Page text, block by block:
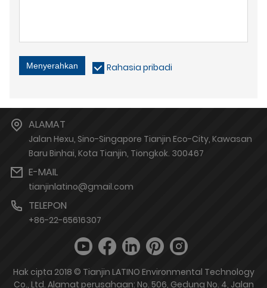
Menyerahkan Rahasia pribadi
ALAMAT
Jalan Hexu, Sino-Singapore Tianjin Eco-City, Kawasan
Baru Binhai, Kota Tianjin, Tiongkok. 300467
E-MAIL
tianjinlatino@gmail.com
TELEPON
+86-22-65616307
Hak cipta 2018 © Tianjin LATINO Environmental Technology
Co., Ltd. Alamat perusahaan: No. 506, Gedung No. 4, Jalan